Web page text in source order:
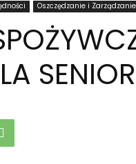
Oszczędzanie i